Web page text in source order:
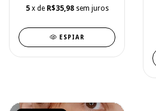
5 x de R$35,98 sem juros
ESPIAR